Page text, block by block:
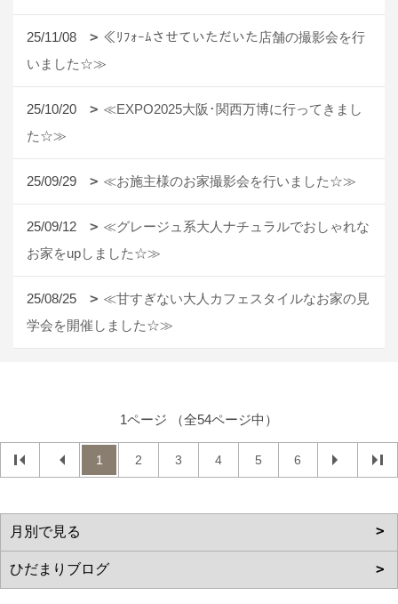
25/11/08
≪ﾘﾌｫｰﾑさせていただいた店舗の撮影会を行
いました☆≫
25/10/20
≪EXPO2025大阪･関西万博に行ってきまし
た☆≫
25/09/29 ≪お施主様のお家撮影会を行いました☆≫
25/09/12
≪グレージュ系大人ナチュラルでおしゃれな
お家をupしました☆≫
25/08/25
≪甘すぎない大人カフェスタイルなお家の見
学会を開催しました☆≫
1ページ （全54ページ中）
1 2 3 4 5 6